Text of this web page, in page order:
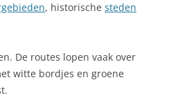
, historische steden
De routes lopen vaak over
witte bordjes en groene